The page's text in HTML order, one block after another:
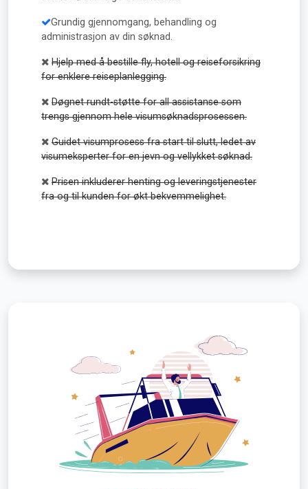
Grundig gjennomgang, behandling og
administrasjon av din søknad.
Hjelp med å bestille fly, hotell og reiseforsikring
for enklere reiseplanlegging.
Døgnet rundt-støtte for all assistanse som
trengs gjennom hele visumsøknadsprosessen.
Guidet visumprosess fra start til slutt, ledet av
visumeksperter for en jevn og vellykket søknad.
Prisen inkluderer henting og leveringstjenester
fra og til kunden for økt bekvemmelighet.